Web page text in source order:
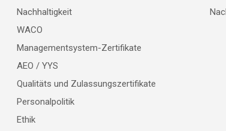
Nachhaltigkeit
WACO
Managementsystem-Zertifikate
AEO / YYS
Qualitäts und Zulassungszertifikate
Personalpolitik
Ethik